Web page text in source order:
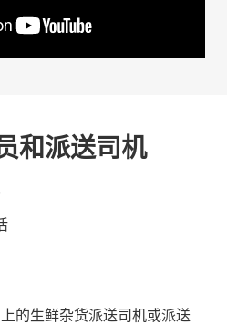
和派送司机
的生鲜杂货派送司机或派送